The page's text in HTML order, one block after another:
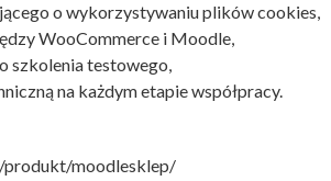
o wykorzystywaniu plików cookies,
WooCommerce i Moodle,
szkolenia testowego,
na każdym etapie współpracy.
produkt/moodlesklep/